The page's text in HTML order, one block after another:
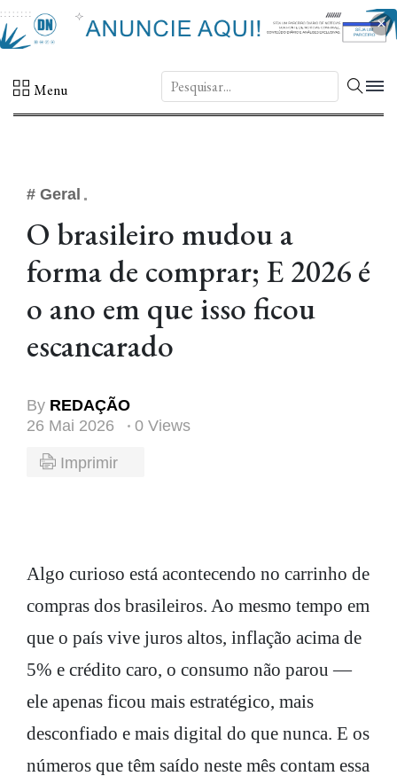
×
Menu DN.
# Geral
O brasileiro mudou a
forma de comprar; E 2026 é
o ano em que isso ficou
escancarado
By REDAÇÃO
26 Mai 2026
0 Views
Imprimir
Algo curioso está acontecendo no carrinho de
compras dos brasileiros. Ao mesmo tempo em
que o país vive juros altos, inflação acima de
5% e crédito caro, o consumo não parou —
ele apenas ficou mais estratégico, mais
desconfiado e mais digital do que nunca. E os
números que têm saído neste mês contam essa